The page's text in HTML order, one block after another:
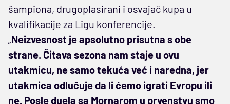
šampiona, drugoplasirani i osvajač kupa u
kvalifikacije za Ligu konferencije.
„Neizvesnost je apsolutno prisutna s obe
strane. Čitava sezona nam staje u ovu
utakmicu, ne samo tekuća već i naredna, jer
utakmica odlučuje da li ćemo igrati Evropu ili
ne. Posle duela sa Mornarom u prvenstvu smo